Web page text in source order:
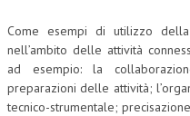
Come esempi di utilizzo
nell’ambito delle attività
ad esempio: la
preparazioni delle attività;
tecnico-strumentale;